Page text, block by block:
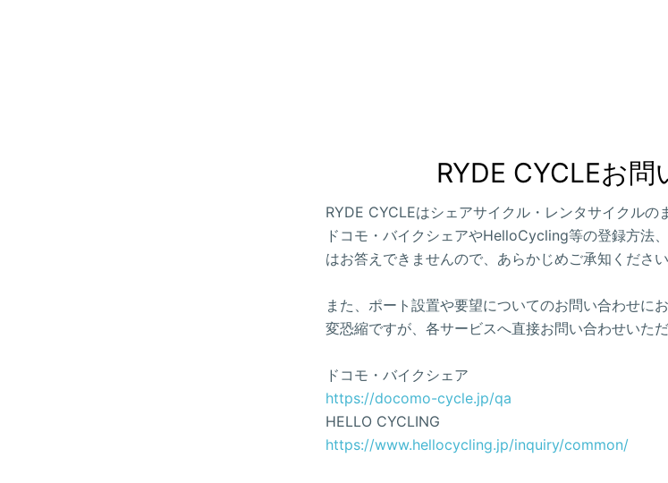
RYDE CYCLEお問
RYDE CYCLEはシェアサイクル・レンタサイクルの
ドコモ・バイクシェアやHelloCycling等の登録方法
はお答えできませんので、あらかじめご承知ください
また、ポート設置や要望についてのお問い合わせに
変恐縮ですが、各サービスへ直接お問い合わせいた
ドコモ・バイクシェア
https://docomo-cycle.jp/qa
HELLO CYCLING
https://www.hellocycling.jp/inquiry/common/